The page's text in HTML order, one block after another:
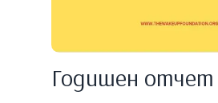
Годишен отчет